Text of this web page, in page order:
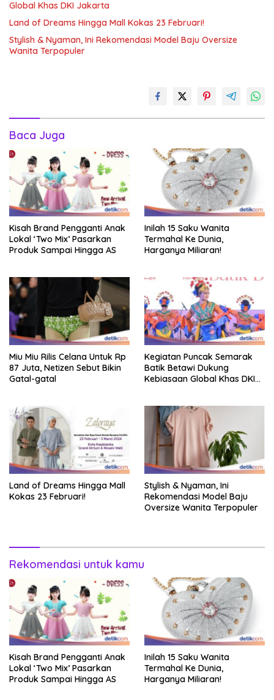
Global Khas DKI Jakarta
Land of Dreams Hingga Mall Kokas 23 Februari!
Stylish & Nyaman, Ini Rekomendasi Model Baju Oversize
Wanita Terpopuler
Baca Juga
Kisah Brand Pengganti Anak
Lokal ‘Two Mix’ Pasarkan
Produk Sampai Hingga AS
Inilah 15 Saku Wanita
Termahal Ke Dunia,
Harganya Miliaran!
Miu Miu Rilis Celana Untuk Rp
87 Juta, Netizen Sebut Bikin
Gatal-gatal
Kegiatan Puncak Semarak
Batik Betawi Dukung
Kebiasaan Global Khas DKI
Land of Dreams Hingga Mall
Kokas 23 Februari!
Stylish & Nyaman, Ini
Rekomendasi Model Baju
Oversize Wanita Terpopuler
Rekomendasi untuk kamu
Kisah Brand Pengganti Anak
Lokal ‘Two Mix’ Pasarkan
Produk Sampai Hingga AS
Inilah 15 Saku Wanita
Termahal Ke Dunia,
Harganya Miliaran!